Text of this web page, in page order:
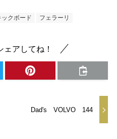
ックボード フェラーリ
ェアしてね！
Dad's VOLVO 144